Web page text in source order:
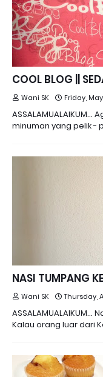
COOL BLOG ||
Wani SK Friday, May
minuman yang pelik -
NASI TUMPANG
Wani SK Thursday,
Kalau orang luar dari